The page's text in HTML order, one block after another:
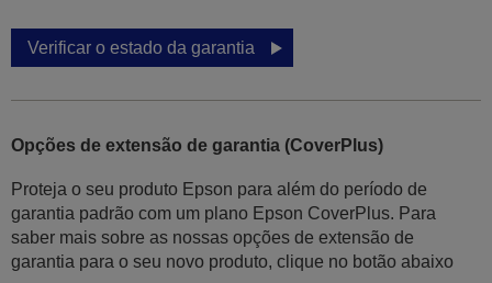
Verificar o estado da garantia
Opções de extensão de garantia (CoverPlus)
Proteja o seu produto Epson para além do período de
garantia padrão com um plano Epson CoverPlus. Para
saber mais sobre as nossas opções de extensão de
garantia para o seu novo produto, clique no botão abaixo